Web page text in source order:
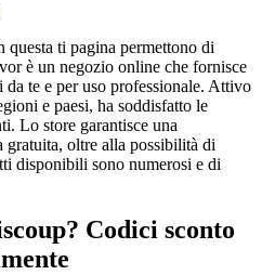
ti pagina permettono di
è un negozio online che fornisce
te e per uso professionale. Attivo
e paesi, ha soddisfatto le
Lo store garantisce una
gratuita, oltre alla possibilità di
disponibili sono numerosi e di
Codici sconto